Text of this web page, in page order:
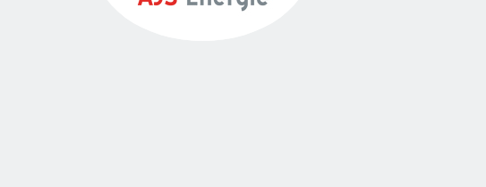
Les maîtres du bain